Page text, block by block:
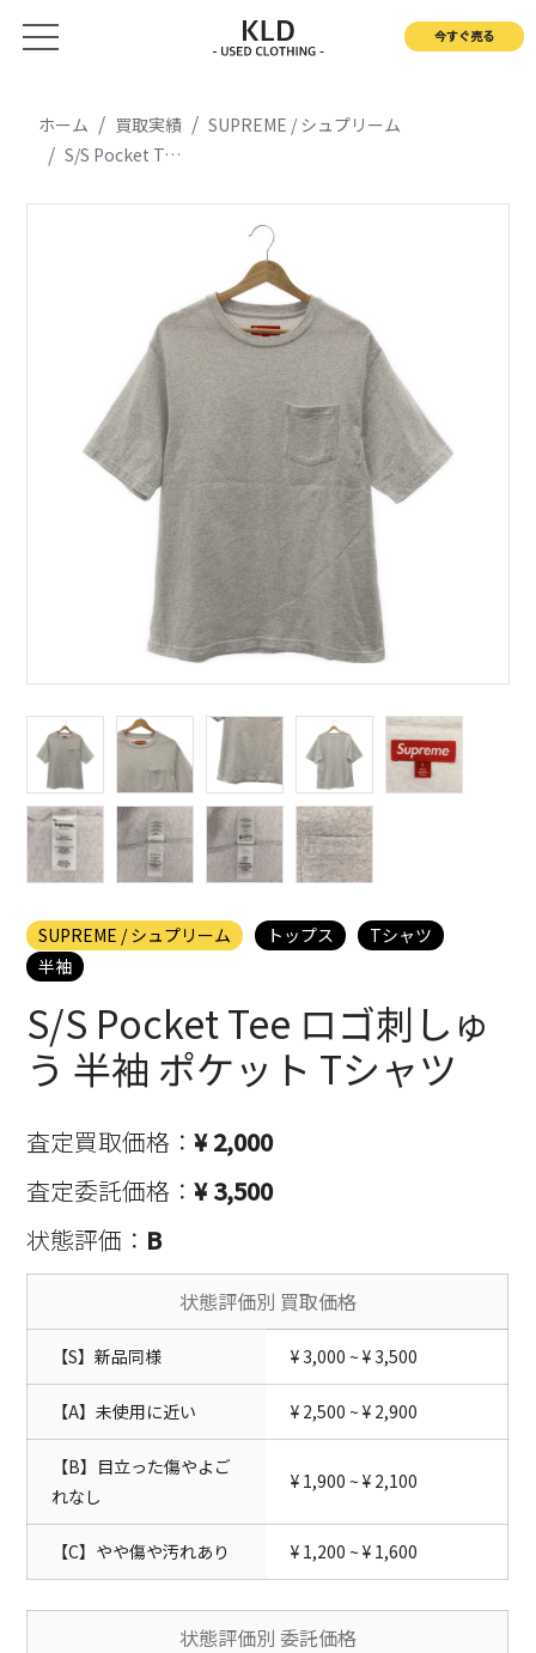
今すぐ売る
ホーム 買取実績
SUPREME / シュプリーム
S/S Pocket Tee ロゴ刺しゅう 半袖 ポケット Tシャツ
SUPREME / シュプリーム トップス
Tシャツ
半袖
S/S Pocket Tee ロゴ刺しゅ
う 半袖 ポケット Tシャツ
査定買取価格：¥ 2,000
査定委託価格：¥ 3,500
状態評価： B
状態評価別 買取価格
【S】新品同様 ¥ 3,000 ~ ¥ 3,500
【A】未使用に近い ¥ 2,500 ~ ¥ 2,900
【B】目立った傷やよご
れなし
¥ 1,900 ~ ¥ 2,100
【C】やや傷や汚れあり ¥ 1,200 ~ ¥ 1,600
状態評価別 委託価格